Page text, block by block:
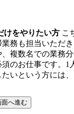
けをやりたい方 こ
務も担当いただ
複数名での業務
須のお仕事です。1
いという方には
面へ進む